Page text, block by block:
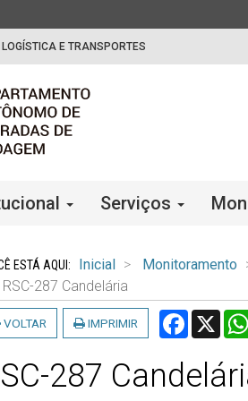
E TRANSPORTES
Serviços
Inicial Monitoramento
RSC-287 Candelária
VOLTAR IMPRIMIR Facebook
X
287